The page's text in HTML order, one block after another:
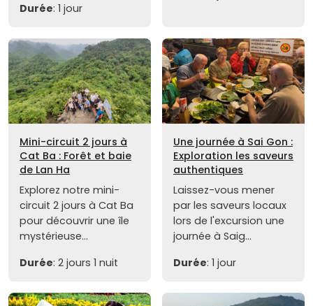
Durée: 1 jour
Mini-circuit 2 jours à
Cat Ba : Forêt et baie
de Lan Ha
Explorez notre mini-
circuit 2 jours à Cat Ba
pour découvrir une île
mystérieuse...
Durée: 2 jours 1 nuit
Une journée à Sai Gon :
Exploration les saveurs
authentiques
Laissez-vous mener
par les saveurs locaux
lors de l'excursion une
journée à Saig...
Durée: 1 jour